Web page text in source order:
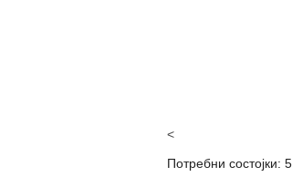
<
Потребни состојки: